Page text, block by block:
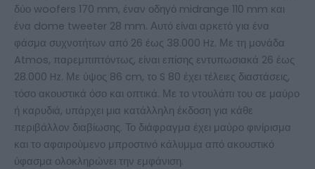
δύο woofers 170 mm, έναν οδηγό midrange 110 mm και
ένα dome tweeter 28 mm. Αυτό είναι αρκετό για ένα
φάσμα συχνοτήτων από 26 έως 38.000 Hz. Με τη μονάδα
Atmos, παρεμπιπτόντως, είναι επίσης εντυπωσιακά 26 έως
28.000 Hz. Με ύψος 86 cm, το S 80 έχει τέλειες διαστάσεις,
τόσο ακουστικά όσο και οπτικά. Με το ντουλάπι του σε μαύρο
ή καρυδιά, υπάρχει μια κατάλληλη έκδοση για κάθε
περιβάλλον διαβίωσης. Το διάφραγμα έχει μαύρο φινίρισμα
και το αφαιρούμενο μπροστινό κάλυμμα από ακουστικό
ύφασμα ολοκληρώνει την εμφάνιση.